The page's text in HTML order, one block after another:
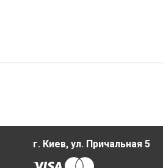
г. Киев, ул. Причальная 5